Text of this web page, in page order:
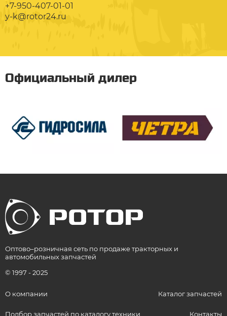
+7-950-407-01-01
y-k@rotor24.ru
Официальный дилер
Оптово–розничная сеть по продаже тракторных и
автомобильных запчастей
© 1997 - 2025
О компании Каталог запчастей
Подбор запчастей по каталогу техники Контакты